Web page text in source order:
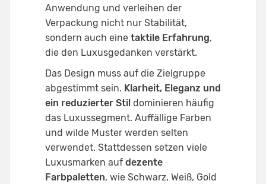
Anwendung und verleihen der
Verpackung nicht nur Stabilität,
sondern auch eine taktile Erfahrung,
die den Luxusgedanken verstärkt.
Das Design muss auf die Zielgruppe
abgestimmt sein. Klarheit, Eleganz und
ein reduzierter Stil dominieren häufig
das Luxussegment. Auffällige Farben
und wilde Muster werden selten
verwendet. Stattdessen setzen viele
Luxusmarken auf dezente
Farbpaletten, wie Schwarz, Weiß, Gold